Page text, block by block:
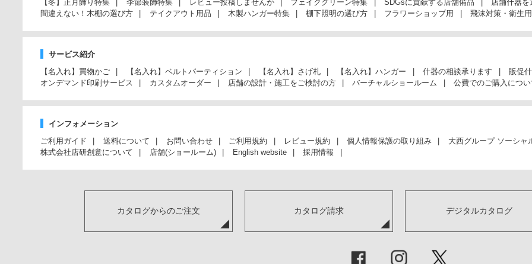
【冬】正月飾り特集
季節装飾特集 レビュー投稿しませんか フェイクグリーン特集 SDGsに貢献する店舗備品
店舗什器を
間違えない！木棚の選び方
テイクアウト用品 木製ハンガー特集 棚下照明の選び方 フラワーショップ用 飛沫対策・衛生
サービス紹介
【名入れ】買物かご
【名入れ】ベルトパーティション 【名入れ】さげ札 【名入れ】ハンガー 什器の相談承ります
販促
オンデマンド印刷サービス
カスタムオーダー 店舗の設計・施工をご検討の方 バーチャルショールーム 公費でのご購入につ
インフォメーション
ご利用ガイド
送料について お問い合わせ ご利用規約 レビュー規約 個人情報保護の取り組み
大西グループ ソーシャ
株式会社店研創意について
店舗(ショールーム) English website 採用情報
カタログからのご注文 カタログ請求 デジタルカタログ